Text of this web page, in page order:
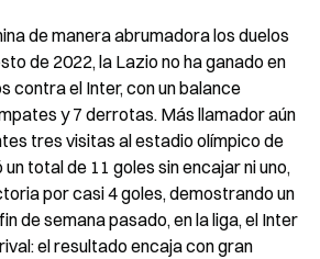
de manera abrumadora los duelos
de 2022, la Lazio no ha ganado en
contra el Inter, con un balance
y 7 derrotas. Más llamador aún
tres visitas al estadio olímpico de
total de 11 goles sin encajar ni uno,
por casi 4 goles, demostrando un
de semana pasado, en la liga, el Inter
el resultado encaja con gran